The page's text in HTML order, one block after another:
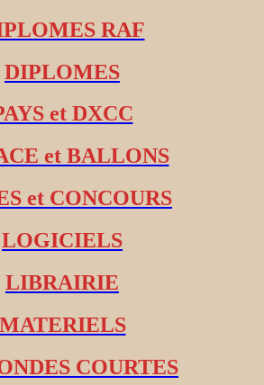
RAF
DIPLOMES
et DXCC
et BALLONS
et CONCOURS
LOGICIELS
LIBRAIRIE
MATERIELS
COURTES